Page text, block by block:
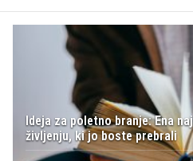
Ideja za poletno branje: Ena
življenju, ki jo boste prebrali